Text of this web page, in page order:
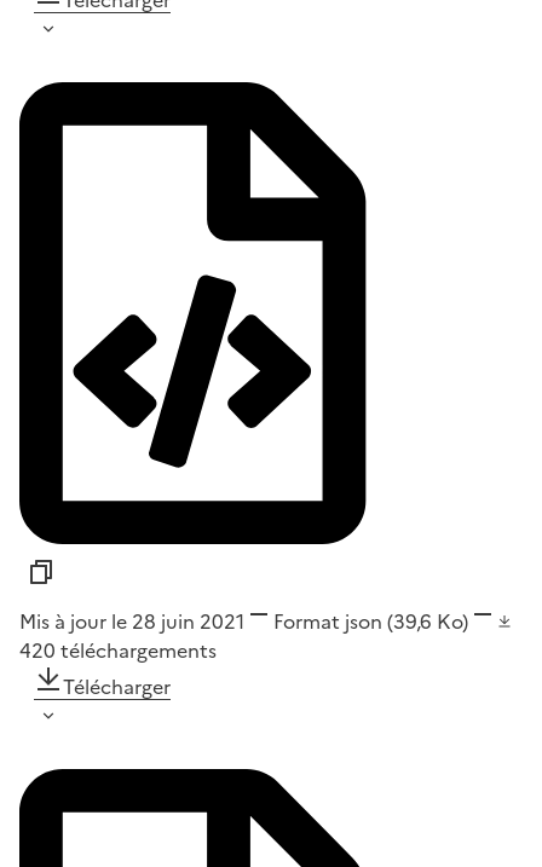
Mis à jour le 28 juin 2021 Format json (39,6 Ko)
420 téléchargements
Télécharger